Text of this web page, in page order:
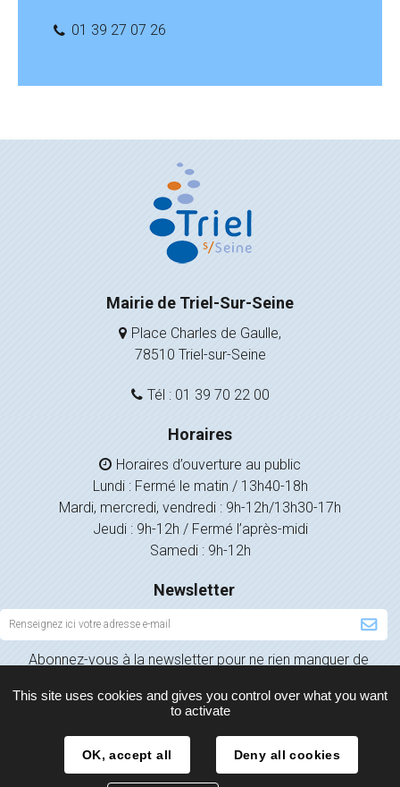
01 39 27 07 26
Mairie de Triel-Sur-Seine
Place Charles de Gaulle,
78510 Triel-sur-Seine
Tél : 01 39 70 22 00
Horaires
Horaires d’ouverture au public
Lundi : Fermé le matin / 13h40-18h
Mardi, mercredi, vendredi : 9h-12h/13h30-17h
Jeudi : 9h-12h / Fermé l’après-midi
Samedi : 9h-12h
Newsletter
Inscription
à
Abonnez-vous à la newsletter pour ne rien manquer de
This site uses cookies and gives you control over what you want
to activate
OK, accept all Deny all cookies